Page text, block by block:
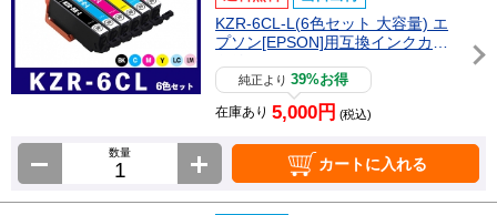
KZR-6CL-L(6色セット 大容量) エ
プソン[EPSON]用互換インクカー
純正より39%お得
在庫あり 5,000円 (税込)
数量
カートに入れる